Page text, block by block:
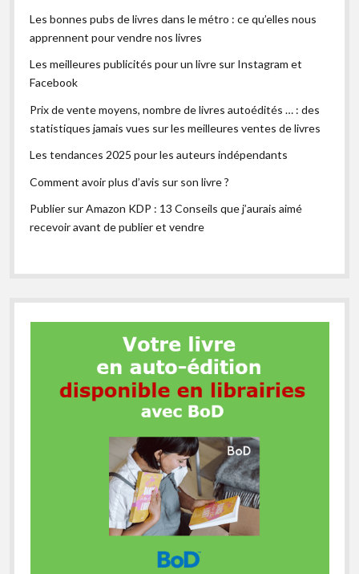
Les bonnes pubs de livres dans le métro : ce qu’elles nous
apprennent pour vendre nos livres
Les meilleures publicités pour un livre sur Instagram et
Facebook
Prix de vente moyens, nombre de livres autoédités … : des
statistiques jamais vues sur les meilleures ventes de livres
Les tendances 2025 pour les auteurs indépendants
Comment avoir plus d’avis sur son livre ?
Publier sur Amazon KDP : 13 Conseils que j’aurais aimé
recevoir avant de publier et vendre